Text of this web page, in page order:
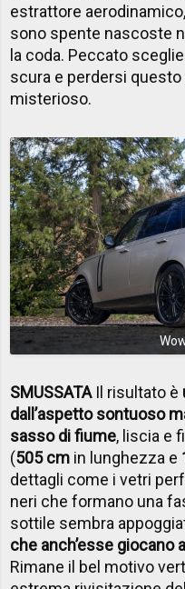
estrattore
sono spente nascoste
la coda. Peccato
scura e perdersi
misterioso.
SMUSSATAIl risultato è
dall’aspetto sontuoso
sasso di fiume, liscia e
(505 cm in lunghezza e
dettagli come i vetri
neri che formano una
sottile sembra
che anch’esse
Rimane il bel motivo